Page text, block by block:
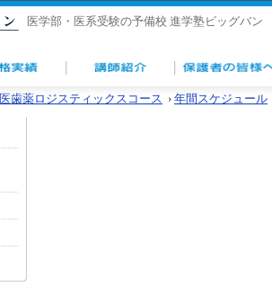
医学部・医系受験の予備校 進学塾ビッグバン
医歯薬ロジスティックスコース › 年間スケジュール